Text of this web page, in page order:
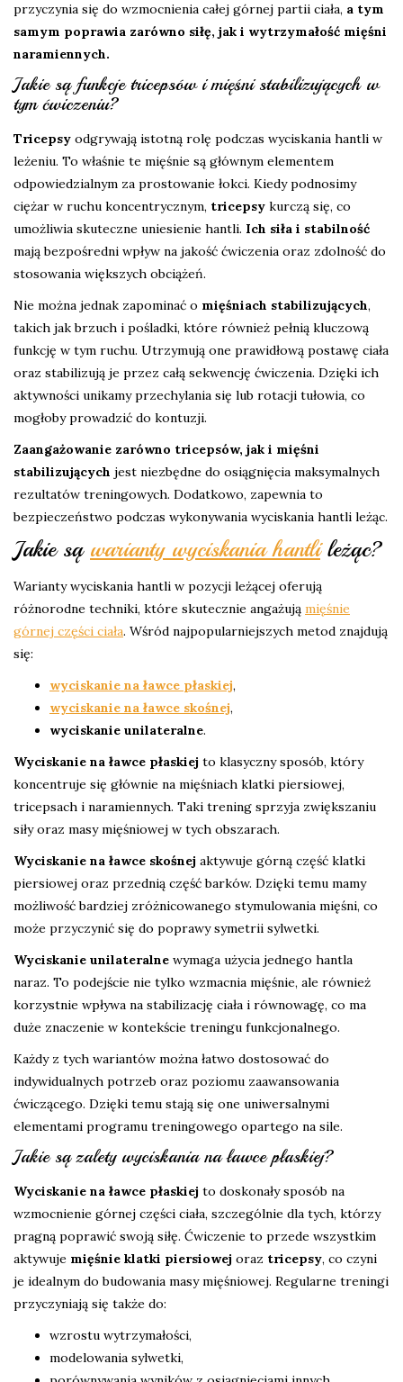
przyczynia się do wzmocnienia całej górnej partii ciała, a tym
samym poprawia zarówno siłę, jak i wytrzymałość mięśni
naramiennych.
Jakie są funkcje tricepsów i mięśni stabilizujących w
tym ćwiczeniu?
Tricepsy odgrywają istotną rolę podczas wyciskania hantli w
leżeniu. To właśnie te mięśnie są głównym elementem
odpowiedzialnym za prostowanie łokci. Kiedy podnosimy
ciężar w ruchu koncentrycznym, tricepsy kurczą się, co
umożliwia skuteczne uniesienie hantli. Ich siła i stabilność
mają bezpośredni wpływ na jakość ćwiczenia oraz zdolność do
stosowania większych obciążeń.
Nie można jednak zapominać o mięśniach stabilizujących,
takich jak brzuch i pośladki, które również pełnią kluczową
funkcję w tym ruchu. Utrzymują one prawidłową postawę ciała
oraz stabilizują je przez całą sekwencję ćwiczenia. Dzięki ich
aktywności unikamy przechylania się lub rotacji tułowia, co
mogłoby prowadzić do kontuzji.
Zaangażowanie zarówno tricepsów, jak i mięśni
stabilizujących jest niezbędne do osiągnięcia maksymalnych
rezultatów treningowych. Dodatkowo, zapewnia to
bezpieczeństwo podczas wykonywania wyciskania hantli leżąc.
Jakie są warianty wyciskania hantlileżąc?
Warianty wyciskania hantli w pozycji leżącej oferują
różnorodne techniki, które skutecznie angażują mięśnie
górnej części ciała. Wśród najpopularniejszych metod znajdują
się:
wyciskanie na ławce płaskiej,
wyciskanie na ławce skośnej,
wyciskanie unilateralne.
Wyciskanie na ławce płaskiej to klasyczny sposób, który
koncentruje się głównie na mięśniach klatki piersiowej,
tricepsach i naramiennych. Taki trening sprzyja zwiększaniu
siły oraz masy mięśniowej w tych obszarach.
Wyciskanie na ławce skośnej aktywuje górną część klatki
piersiowej oraz przednią część barków. Dzięki temu mamy
możliwość bardziej zróżnicowanego stymulowania mięśni, co
może przyczynić się do poprawy symetrii sylwetki.
Wyciskanie unilateralne wymaga użycia jednego hantla
naraz. To podejście nie tylko wzmacnia mięśnie, ale również
korzystnie wpływa na stabilizację ciała i równowagę, co ma
duże znaczenie w kontekście treningu funkcjonalnego.
Każdy z tych wariantów można łatwo dostosować do
indywidualnych potrzeb oraz poziomu zaawansowania
ćwiczącego. Dzięki temu stają się one uniwersalnymi
elementami programu treningowego opartego na sile.
Jakie są zalety wyciskania na ławce płaskiej?
Wyciskanie na ławce płaskiej to doskonały sposób na
wzmocnienie górnej części ciała, szczególnie dla tych, którzy
pragną poprawić swoją siłę. Ćwiczenie to przede wszystkim
aktywuje mięśnie klatki piersiowej oraz tricepsy, co czyni
je idealnym do budowania masy mięśniowej. Regularne treningi
przyczyniają się także do:
wzrostu wytrzymałości,
modelowania sylwetki,